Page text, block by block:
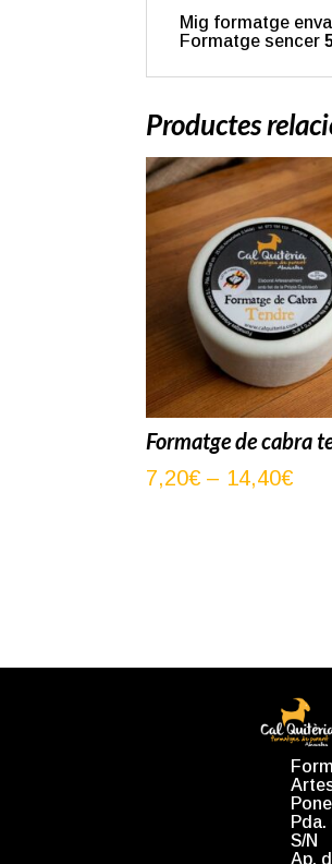
Mig formatge
Formatge sencer
Productes
Formatge de cabra
7,20€ – 14,40€
S/N
Ap.